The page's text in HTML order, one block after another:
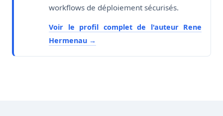
workflows de déploiement sécurisés.
Voir le profil complet de l'auteur Rene
Hermenau